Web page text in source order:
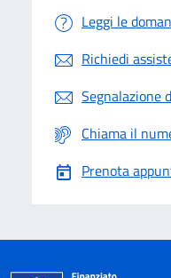
Leggi le
Richiedi
Segnalazione
Chiama il
Prenota